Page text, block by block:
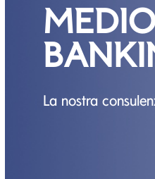
La nostra